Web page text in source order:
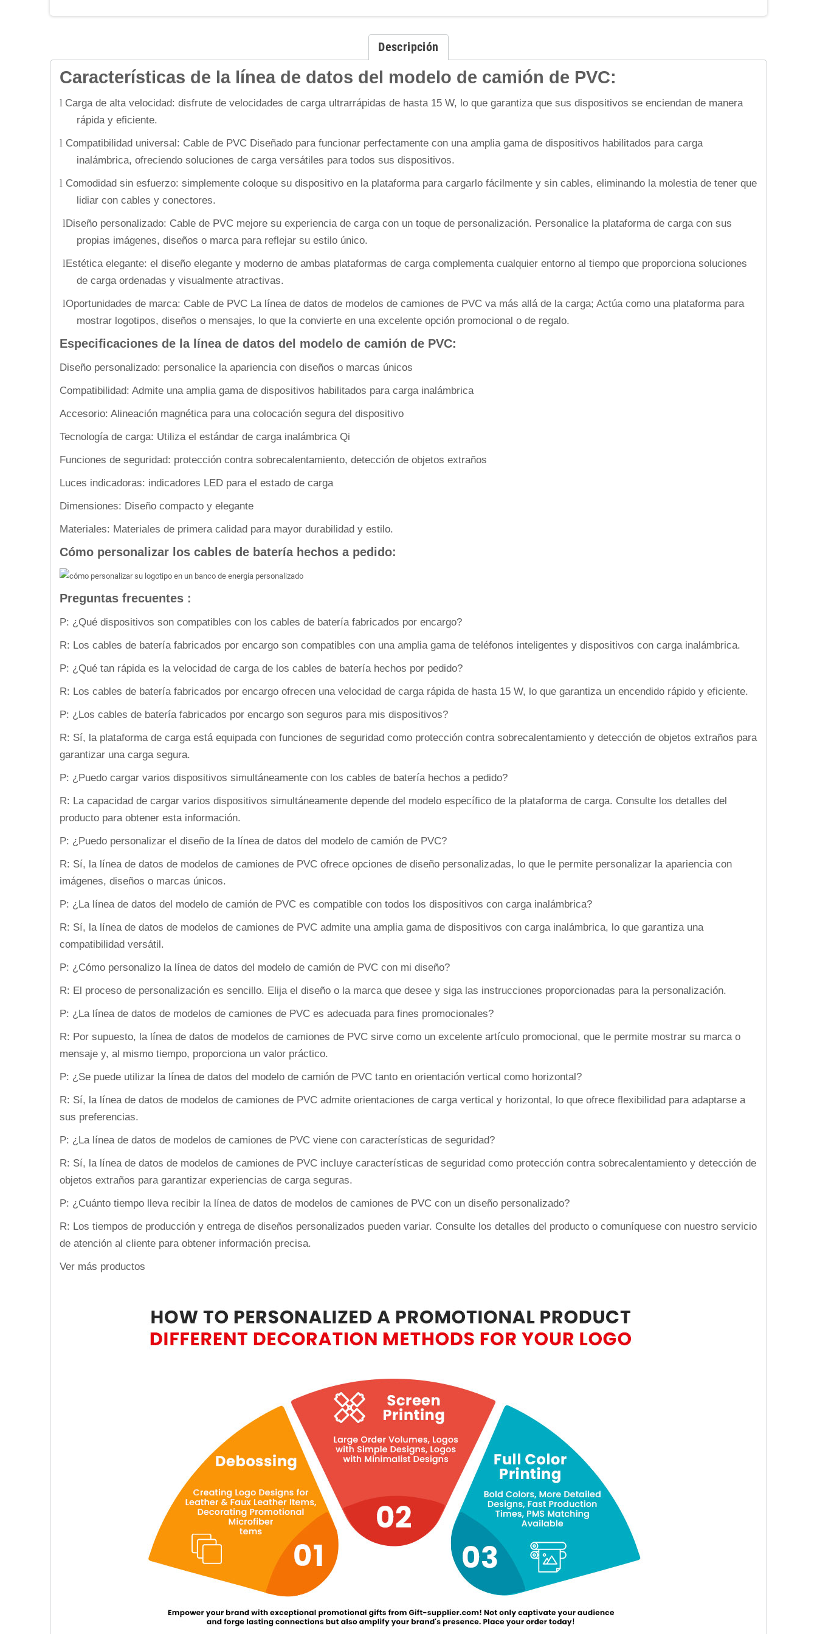
Descripción
Características de la línea de datos del modelo de camión de PVC:
l Carga de alta velocidad: disfrute de velocidades de carga ultrarrápidas de hasta 15 W, lo que garantiza que sus dispositivos se enciendan de manera
rápida y eficiente.
l Compatibilidad universal: Cable de PVC Diseñado para funcionar perfectamente con una amplia gama de dispositivos habilitados para carga
inalámbrica, ofreciendo soluciones de carga versátiles para todos sus dispositivos.
l Comodidad sin esfuerzo: simplemente coloque su dispositivo en la plataforma para cargarlo fácilmente y sin cables, eliminando la molestia de tener que
lidiar con cables y conectores.
lDiseño personalizado: Cable de PVC mejore su experiencia de carga con un toque de personalización. Personalice la plataforma de carga con sus
propias imágenes, diseños o marca para reflejar su estilo único.
lEstética elegante: el diseño elegante y moderno de ambas plataformas de carga complementa cualquier entorno al tiempo que proporciona soluciones
de carga ordenadas y visualmente atractivas.
lOportunidades de marca: Cable de PVC La línea de datos de modelos de camiones de PVC va más allá de la carga; Actúa como una plataforma para
mostrar logotipos, diseños o mensajes, lo que la convierte en una excelente opción promocional o de regalo.
Especificaciones de la línea de datos del modelo de camión de PVC:
Diseño personalizado: personalice la apariencia con diseños o marcas únicos
Compatibilidad: Admite una amplia gama de dispositivos habilitados para carga inalámbrica
Accesorio: Alineación magnética para una colocación segura del dispositivo
Tecnología de carga: Utiliza el estándar de carga inalámbrica Qi
Funciones de seguridad: protección contra sobrecalentamiento, detección de objetos extraños
Luces indicadoras: indicadores LED para el estado de carga
Dimensiones: Diseño compacto y elegante
Materiales: Materiales de primera calidad para mayor durabilidad y estilo.
Cómo personalizar los cables de batería hechos a pedido:
Preguntas frecuentes :
P: ¿Qué dispositivos son compatibles con los cables de batería fabricados por encargo?
R: Los cables de batería fabricados por encargo son compatibles con una amplia gama de teléfonos inteligentes y dispositivos con carga inalámbrica.
P: ¿Qué tan rápida es la velocidad de carga de los cables de batería hechos por pedido?
R: Los cables de batería fabricados por encargo ofrecen una velocidad de carga rápida de hasta 15 W, lo que garantiza un encendido rápido y eficiente.
P: ¿Los cables de batería fabricados por encargo son seguros para mis dispositivos?
R: Sí, la plataforma de carga está equipada con funciones de seguridad como protección contra sobrecalentamiento y detección de objetos extraños para
garantizar una carga segura.
P: ¿Puedo cargar varios dispositivos simultáneamente con los cables de batería hechos a pedido?
R: La capacidad de cargar varios dispositivos simultáneamente depende del modelo específico de la plataforma de carga. Consulte los detalles del
producto para obtener esta información.
P: ¿Puedo personalizar el diseño de la línea de datos del modelo de camión de PVC?
R: Sí, la línea de datos de modelos de camiones de PVC ofrece opciones de diseño personalizadas, lo que le permite personalizar la apariencia con
imágenes, diseños o marcas únicos.
P: ¿La línea de datos del modelo de camión de PVC es compatible con todos los dispositivos con carga inalámbrica?
R: Sí, la línea de datos de modelos de camiones de PVC admite una amplia gama de dispositivos con carga inalámbrica, lo que garantiza una
compatibilidad versátil.
P: ¿Cómo personalizo la línea de datos del modelo de camión de PVC con mi diseño?
R: El proceso de personalización es sencillo. Elija el diseño o la marca que desee y siga las instrucciones proporcionadas para la personalización.
P: ¿La línea de datos de modelos de camiones de PVC es adecuada para fines promocionales?
R: Por supuesto, la línea de datos de modelos de camiones de PVC sirve como un excelente artículo promocional, que le permite mostrar su marca o
mensaje y, al mismo tiempo, proporciona un valor práctico.
P: ¿Se puede utilizar la línea de datos del modelo de camión de PVC tanto en orientación vertical como horizontal?
R: Sí, la línea de datos de modelos de camiones de PVC admite orientaciones de carga vertical y horizontal, lo que ofrece flexibilidad para adaptarse a
sus preferencias.
P: ¿La línea de datos de modelos de camiones de PVC viene con características de seguridad?
R: Sí, la línea de datos de modelos de camiones de PVC incluye características de seguridad como protección contra sobrecalentamiento y detección de
objetos extraños para garantizar experiencias de carga seguras.
P: ¿Cuánto tiempo lleva recibir la línea de datos de modelos de camiones de PVC con un diseño personalizado?
R: Los tiempos de producción y entrega de diseños personalizados pueden variar. Consulte los detalles del producto o comuníquese con nuestro servicio
de atención al cliente para obtener información precisa.
Ver más productos